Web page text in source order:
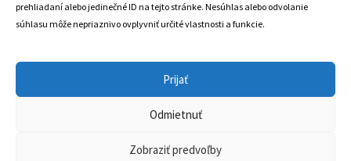
prehliadaní alebo jedinečné ID na tejto stránke. Nesúhlas alebo odvolanie
súhlasu môže nepriaznivo ovplyvniť určité vlastnosti a funkcie.
Prijať
Odmietnuť
Zobraziť predvoľby
+421 905 806 234
Český Eshop